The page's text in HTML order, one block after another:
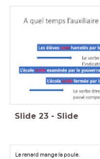
Slide 23 - Slide
Le renard mange la poule.